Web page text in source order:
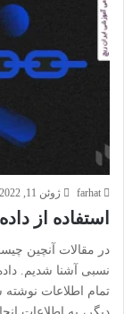
farhat ژوئن 11, 2022
استفاده از
در مقالات آنچین
نسبی آشنا شدیم.
تمام اطلاعات